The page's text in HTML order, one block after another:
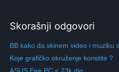
Skorašnji odgovori
BB kako da skinem video i muziku
Koje grafičko okruženje koristite ?